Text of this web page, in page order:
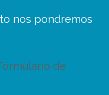
nos pondremos
de